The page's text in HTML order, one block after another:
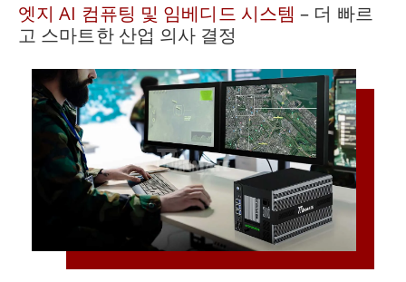
엣지 AI 컴퓨팅 및 임베디드 시스템 – 더 빠르
고 스마트한 산업 의사 결정